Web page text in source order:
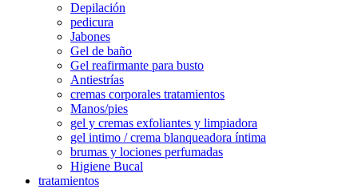
Depilación
pedicura
Jabones
Gel de baño
Gel reafirmante para busto
Antiestrías
cremas corporales tratamientos
Manos/pies
gel y cremas exfoliantes y limpiadora
gel intimo / crema blanqueadora íntima
brumas y lociones perfumadas
Higiene Bucal
tratamientos